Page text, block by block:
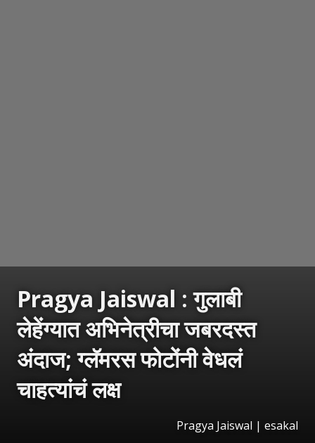
Pragya Jaiswal : गुलाबी
लेहेंग्यात अभिनेत्रीचा जबरदस्त
अंदाज; ग्लॅमरस फोटोंनी वेधलं
चाहत्यांचं लक्ष
Pragya Jaiswal | esakal